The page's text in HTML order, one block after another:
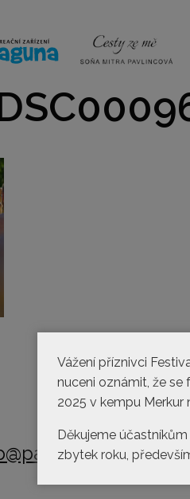
Vážení příznivci
nuceni oznámit, že
2025 v kempu Merkur
Děkujeme
zbytek roku,